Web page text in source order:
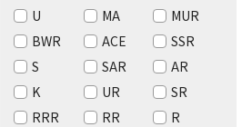
U MA
MUR
BWR
ACE
SSR
S
SAR
AR
K
UR
SR
RRR
RR
R